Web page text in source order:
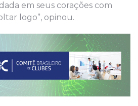
em seus corações com
logo”, opinou.